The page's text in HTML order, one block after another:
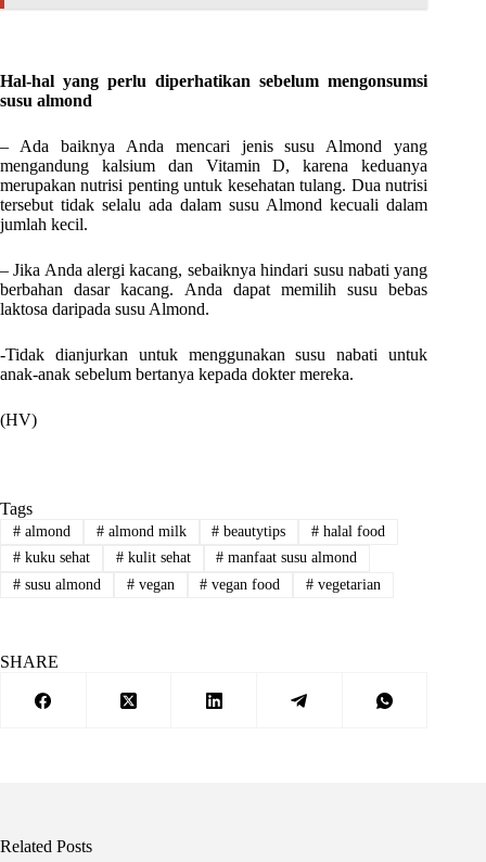
Hal-hal yang perlu diperhatikan sebelum mengonsumsi
susu almond
– Ada baiknya Anda mencari jenis susu Almond yang
mengandung kalsium dan Vitamin D, karena keduanya
merupakan nutrisi penting untuk kesehatan tulang. Dua nutrisi
tersebut tidak selalu ada dalam susu Almond kecuali dalam
jumlah kecil.
– Jika Anda alergi kacang, sebaiknya hindari susu nabati yang
berbahan dasar kacang. Anda dapat memilih susu bebas
laktosa daripada susu Almond.
-Tidak dianjurkan untuk menggunakan susu nabati untuk
anak-anak sebelum bertanya kepada dokter mereka.
(HV)
Tags
#almond #almond milk # beautytips # halal food
#kuku sehat #kulit sehat # manfaat susu almond
#susu almond #vegan # vegan food # vegetarian
SHARE
Related Posts